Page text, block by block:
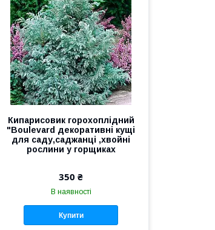
Кипарисовик горохоплідний
"Boulevard декоративні кущі
для саду,саджанці ,хвойні
рослини у горщиках
350 ₴
В наявності
Купити